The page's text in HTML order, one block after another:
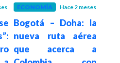
ECONOMÍA Hace 2 meses
Bogotá – Doha: la
nueva ruta aérea
que acerca a